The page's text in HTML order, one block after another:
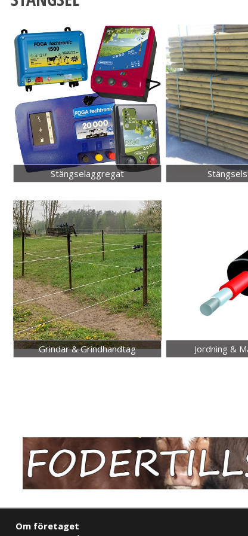
Stängselaggregat
Grindar & Grindhandtag Jordning &
Om företaget